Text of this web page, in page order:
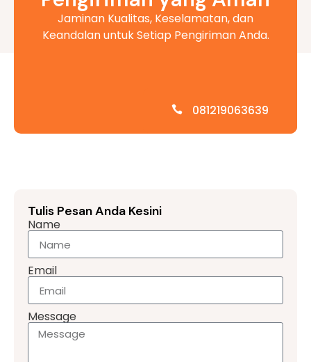
Jaminan Kualitas, Keselamatan, dan
Keandalan untuk Setiap Pengiriman Anda.
081219063639
Tulis Pesan Anda Kesini
Name
Email
Message